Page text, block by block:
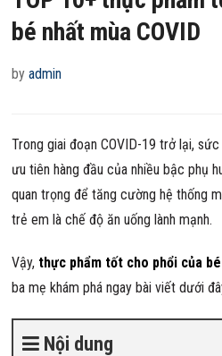
bé nhất mùa COVID
byadmin
Trong giai đoạn COVID-19 trở lại,
ưu tiên hàng đầu của nhiều bậc phụ
quan trọng để tăng cường hệ thống
trẻ em là chế độ ăn uống lành mạnh.
Vậy, thực phẩm tốt cho phổi của bé
ba mẹ khám phá ngay bài viết dưới
Nội dung